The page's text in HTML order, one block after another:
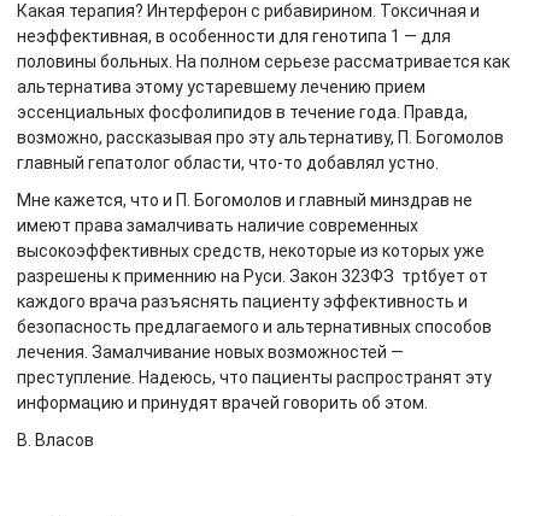
Какая терапия? Интерферон с рибавирином. Токсичная и
неэффективная, в особенности для генотипа 1 — для
половины больных. На полном серьезе рассматривается как
альтернатива этому устаревшему лечению прием
эссенциальных фосфолипидов в течение года. Правда,
возможно, рассказывая про эту альтернативу, П. Богомолов
главный гепатолог области, что-то добавлял устно.
Мне кажется, что и П. Богомолов и главный минздрав не
имеют права замалчивать наличие современных
высокоэффективных средств, некоторые из которых уже
разрешены к применнию на Руси. Закон 323ФЗ трtбует от
каждого врача разъяснять пациенту эффективность и
безопасность предлагаемого и альтернативных способов
лечения. Замалчивание новых возможностей —
преступление. Надеюсь, что пациенты распространят эту
информацию и принудят врачей говорить об этом.
В. Власов